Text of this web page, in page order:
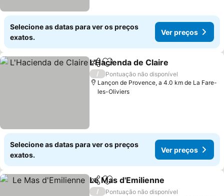
Selecione as datas para ver os preços
exatos.
Ver preços
PartilharAdicionar aos favoritos
L'Hacienda de Claire
/
Pontuação não disponível
Lançon de Provence, a 4.0 km de La Fare-
les-Oliviers
Selecione as datas para ver os preços
exatos.
Ver preços
PartilharAdicionar aos favoritos
Le Mas d'Emilienne
/
Pontuação não disponível